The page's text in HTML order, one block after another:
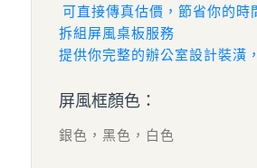
可直接傳真估價，節省你的時
拆組屏風桌板服務
提供你完整的辦公室設計裝潢
屏風框顏色：
銀色，黑色，白色